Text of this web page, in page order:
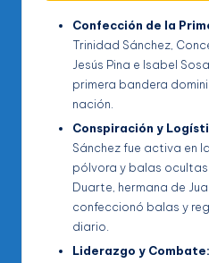
Confección de la
Trinidad Sánchez,
Jesús Pina e Isabel
primera bandera
nación.
Conspiración y
Sánchez fue activa en
pólvora y balas
Duarte, hermana de
confeccionó balas y
diario.
Liderazgo y Combate: